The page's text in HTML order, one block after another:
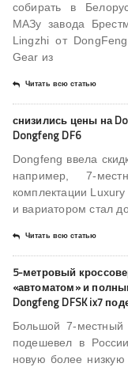
собирать в
МАЗу завода
Lingzhi от
Gear из
Читать всю статью
снизились цены на
Dongfeng DF6
Dongfeng ввела
например, 7-
комплектации
и вариатором стал
Читать всю статью
5-метровый
«автоматом» и
Dongfeng DFSK ix7
Большой 7-местный
подешевел в
новую более